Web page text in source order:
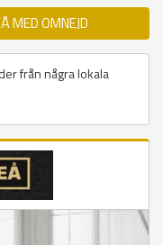
MED OMNEJD
från några lokala